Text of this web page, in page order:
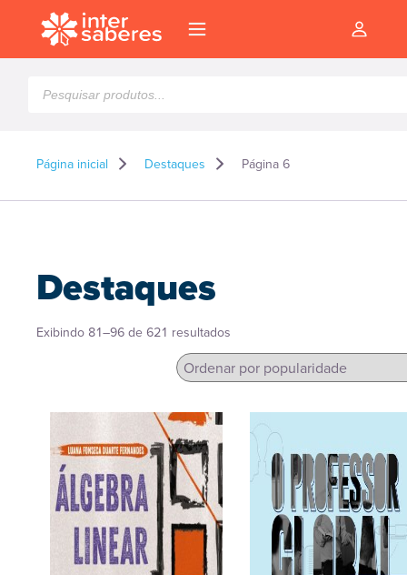
produtos
Página inicial Destaques Página 6
Destaques
Exibindo 81–96 de 621 resultados
popularidade